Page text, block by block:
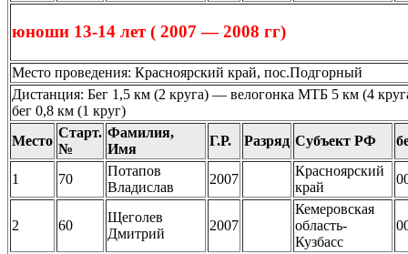
юноши 13-14 лет ( 2007 — 2008 гг)
Место проведения: Красноярский край, пос.Подгорный
Дистанция: Бег 1,5 км (2 круга) — велогонка МТБ 5 км (4
бег 0,8 км (1 круг)
Место
Старт.
№
Фамилия,
Имя
Г.Р. Разряд Субъект РФ
1 70
Потапов
Владислав
2007
Красноярский
край
2 60
Щеголев
Дмитрий
2007
Кемеровская
область-
Кузбасс